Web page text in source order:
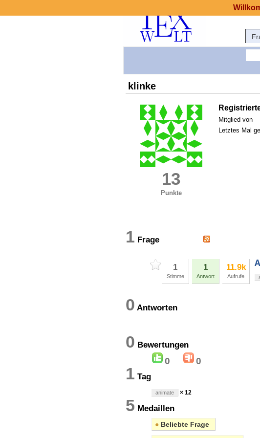
klinke
13
Punkte
Mitglied von
Letztes Mal
1 Frage
1
Stimme
1
Antwort
11.9k
Aufrufe
0 Antworten
0 Bewertungen
0 0
1 Tag
animate × 12
5 Medaillen
● Beliebte Frage